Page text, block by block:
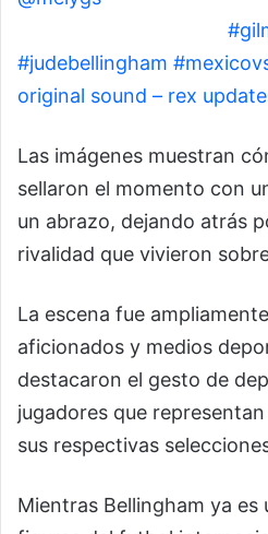
#judebellingham
original sound – rex
Las imágenes muestran
sellaron el momento con
un abrazo, dejando atrás
rivalidad que vivieron
La escena fue
aficionados y medios
destacaron el gesto de
jugadores que
sus respectivas
Mientras Bellingham ya es